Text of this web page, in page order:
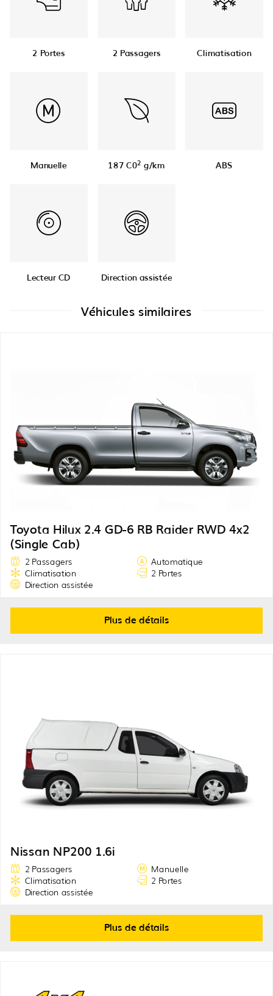
2 Portes 2 Passagers Climatisation
Manuelle 187 C02 g/km ABS
Lecteur CD Direction assistée
Véhicules similaires
Toyota Hilux 2.4 GD-6 RB Raider RWD 4x2
(Single Cab)
2 Passagers
Automatique
Climatisation
2 Portes
Direction assistée
Plus de détails
Nissan NP200 1.6i
2 Passagers
Manuelle
Climatisation
2 Portes
Direction assistée
Plus de détails